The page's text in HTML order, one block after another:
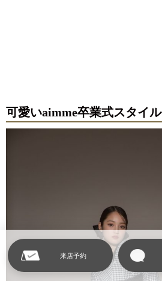
可愛いaimme卒業式スタイル
来店予約